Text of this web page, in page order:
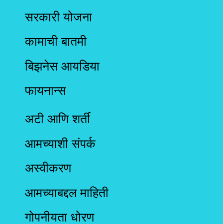
सरकारी योजना
कामाची बातमी
बिझनेस आयडिया
फायनान्स
अटी आणि शर्ती
आमच्याशी संपर्क
अस्वीकरण
आमच्याबद्दल माहिती
गोपनीयता धोरण